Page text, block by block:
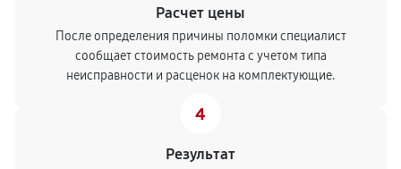
Расчет цены
После определения причины поломки специалист
сообщает стоимость ремонта с учетом типа
неисправности и расценок на комплектующие.
4
Результат